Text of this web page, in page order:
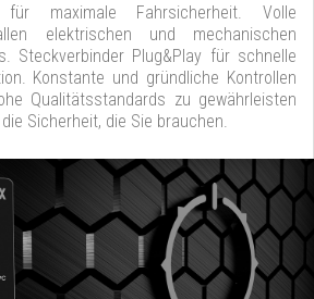
für maximale Fahrsicherheit. Volle
elektrischen und mechanischen
Steckverbinder Plug&Play für schnelle
Konstante und gründliche Kontrollen
Qualitätsstandards zu gewährleisten
Sicherheit, die Sie brauchen.